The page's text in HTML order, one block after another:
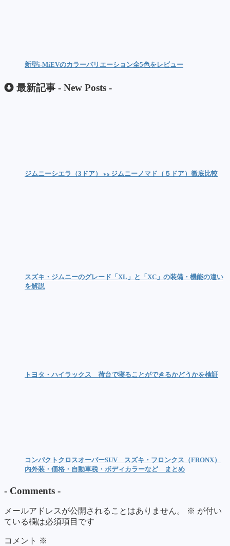
新型i-MiEVのカラーバリエーション全5色をレビュー
最新記事 - New Posts -
ジムニーシエラ（3ドア） vs ジムニーノマド（５ドア）徹底比較
スズキ・ジムニーのグレード「XL」と「XC」の装備・機能の違い
を解説
トヨタ・ハイラックス 荷台で寝ることができるかどうかを検証
コンパクトクロスオーバーSUV スズキ・フロンクス（FRONX）
内外装・価格・自動車税・ボディカラーなど まとめ
- Comments -
メールアドレスが公開されることはありません。 ※ が付い
ている欄は必須項目です
コメント ※